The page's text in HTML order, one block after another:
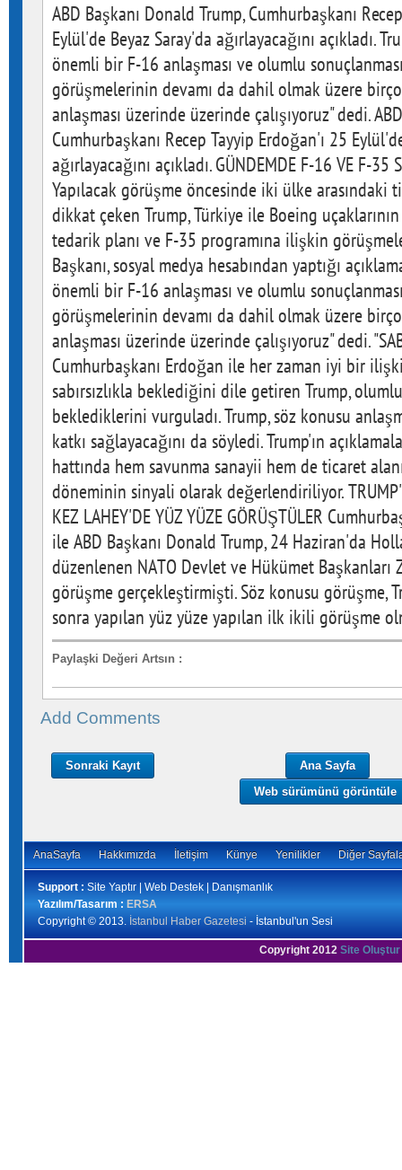
ABD Başkanı Donald Trump, Cumhurbaşkanı
Eylül'de Beyaz Saray'da ağırlayacağını açıkladı.
önemli bir F-16 anlaşması ve olumlu
görüşmelerinin devamı da dahil olmak üzere
anlaşması üzerinde üzerinde çalışıyoruz" dedi.
Cumhurbaşkanı Recep Tayyip Erdoğan'ı 25
ağırlayacağını açıkladı. GÜNDEMDE F-16 VE F-35
Yapılacak görüşme öncesinde iki ülke
dikkat çeken Trump, Türkiye ile Boeing uçaklarının
tedarik planı ve F-35 programına ilişkin
Başkanı, sosyal medya hesabından yaptığı
önemli bir F-16 anlaşması ve olumlu
görüşmelerinin devamı da dahil olmak üzere
anlaşması üzerinde üzerinde çalışıyoruz" dedi.
Cumhurbaşkanı Erdoğan ile her zaman iyi bir
sabırsızlıkla beklediğini dile getiren Trump,
beklediklerini vurguladı. Trump, söz konusu
katkı sağlayacağını da söyledi. Trump'ın
hattında hem savunma sanayii hem de ticaret
döneminin sinyali olarak değerlendiriliyor.
KEZ LAHEY'DE YÜZ YÜZE GÖRÜŞTÜLER
ile ABD Başkanı Donald Trump, 24 Haziran'da
düzenlenen NATO Devlet ve Hükümet Başkanları
görüşme gerçekleştirmişti. Söz konusu görüşme,
sonra yapılan yüz yüze yapılan ilk ikili görüşme
Paylaşki Değeri Artsın :
Add Comments
Sonraki Kayıt
Ana Sayfa
Web sürümünü görüntüle
AnaSayfa Hakkımızda İletişim Künye Yenilikler Diğer
Support : Site Yaptır | Web Destek | Danışmanlık
Yazılım/Tasarım : ERSA
Copyright © 2013. İstanbul Haber Gazetesi - İstanbul'un Sesi
Copyright 2012 Site Oluştur